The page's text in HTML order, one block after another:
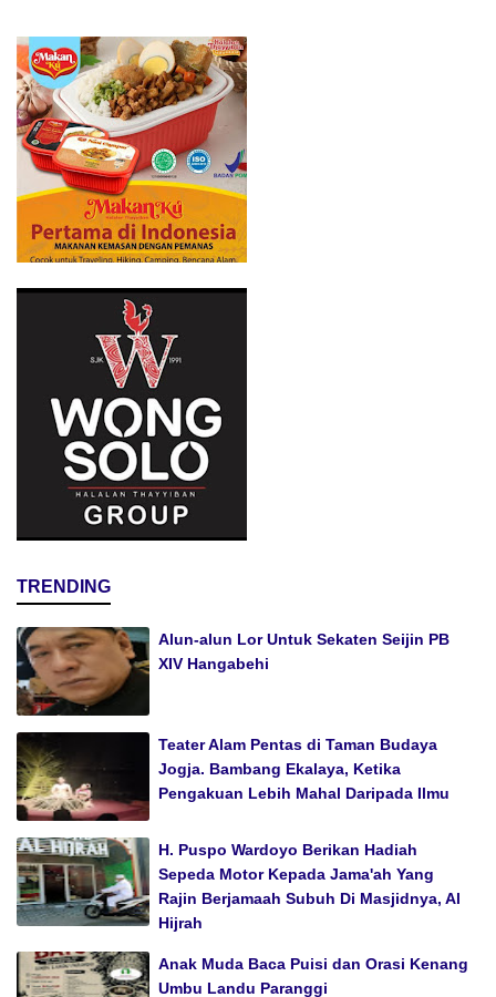
TRENDING
Alun-alun Lor Untuk Sekaten Seijin PB
XIV Hangabehi
Teater Alam Pentas di Taman Budaya
Jogja. Bambang Ekalaya, Ketika
Pengakuan Lebih Mahal Daripada Ilmu
H. Puspo Wardoyo Berikan Hadiah
Sepeda Motor Kepada Jama'ah Yang
Rajin Berjamaah Subuh Di Masjidnya, Al
Hijrah
Anak Muda Baca Puisi dan Orasi Kenang
Umbu Landu Paranggi